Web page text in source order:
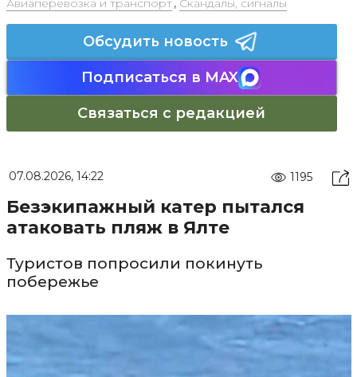
Авиаперевозка и транспорт, Скандалы, сигналы
Обсудить новость
Подписаться в MAX
Связаться с редакцией
07.08.2026, 14:22 1195
Безэкипажный катер пытался
атаковать пляж в Ялте
Туристов попросили покинуть
побережье